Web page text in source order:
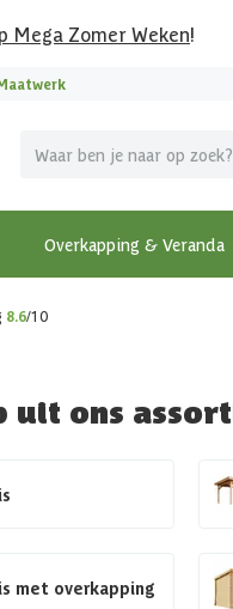
Mega Zomer Weken!
Overkapping & Veranda
in je tuin
overkappingen en
overkappingen
8.6/10
uit ons
met overkapping